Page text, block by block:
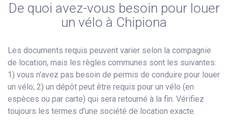
De quoi avez-vous besoin pour louer
un vélo à Chipiona
Les documents requis peuvent varier selon la compagnie
de location, mais les règles communes sont les suivantes:
1) vous n'avez pas besoin de permis de conduire pour louer
un vélo; 2) un dépôt peut être requis pour un vélo (en
espèces ou par carte) qui sera retourné à la fin. Vérifiez
toujours les termes d'une société de location exacte.